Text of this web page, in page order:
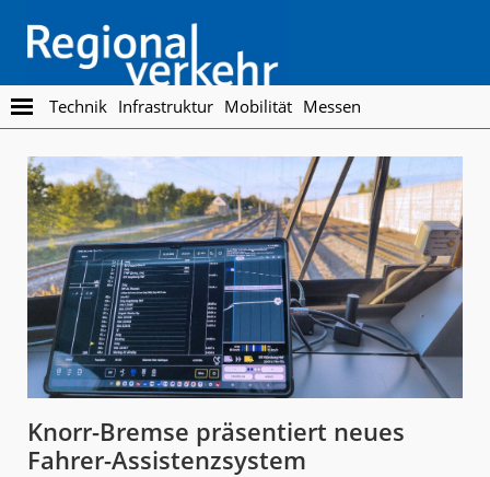
main
content
footer
Regionalverkehr
Die
Fachzeitschrift
den
Öffentlichen
Personennahverkehr
Technik Infrastruktur Mobilität Messen
Knorr-Bremse präsentiert neues
Fahrer-Assistenzsystem